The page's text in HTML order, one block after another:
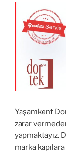
Yaşamkent
zarar
yapmaktayız.
marka